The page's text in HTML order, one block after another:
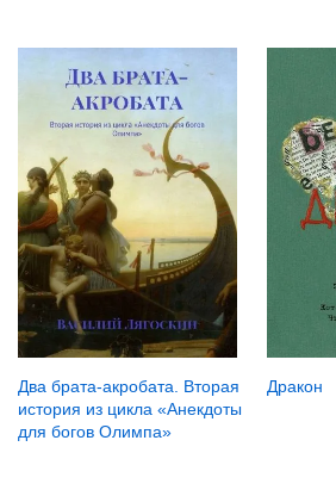
Два брата-акробата. Вторая
история из цикла «Анекдоты
для богов Олимпа»
Дракон